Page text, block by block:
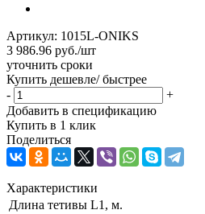
Артикул: 1015L-ONIKS
3 986.96 руб./шт
уточнить сроки
Купить дешевле/ быстрее
-
+
Добавить в спецификацию
Купить в 1 клик
Поделиться
Характеристики
Длина тетивы L1, м.